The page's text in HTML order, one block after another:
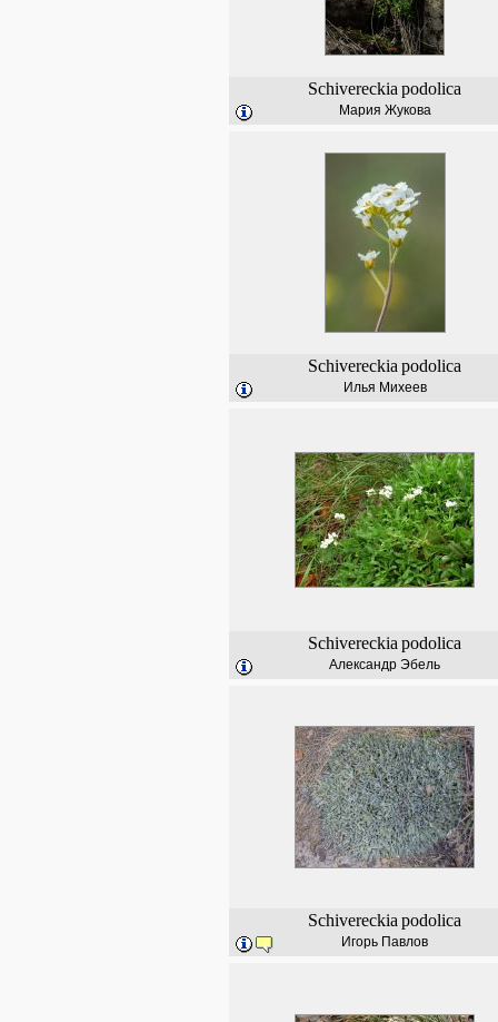
Schivereckia podolica
Мария Жукова
Schivereckia podolica
Илья Михеев
Schivereckia podolica
Александр Эбель
Schivereckia podolica
Игорь Павлов